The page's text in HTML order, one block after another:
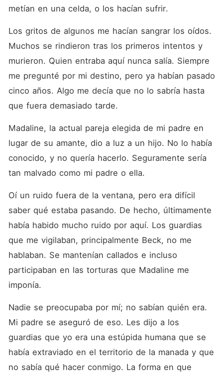
metían en una celda, o los hacían sufrir.
Los gritos de algunos me hacían sangrar los oídos.
Muchos se rindieron tras los primeros intentos y
murieron. Quien entraba aquí nunca salía. Siempre
me pregunté por mi destino, pero ya habían pasado
cinco años. Algo me decía que no lo sabría hasta
que fuera demasiado tarde.
Madaline, la actual pareja elegida de mi padre en
lugar de su amante, dio a luz a un hijo. No lo había
conocido, y no quería hacerlo. Seguramente sería
tan malvado como mi padre o ella.
Oí un ruido fuera de la ventana, pero era difícil
saber qué estaba pasando. De hecho, últimamente
había habido mucho ruido por aquí. Los guardias
que me vigilaban, principalmente Beck, no me
hablaban. Se mantenían callados e incluso
participaban en las torturas que Madaline me
imponía.
Nadie se preocupaba por mí; no sabían quién era.
Mi padre se aseguró de eso. Les dijo a los
guardias que yo era una estúpida humana que se
había extraviado en el territorio de la manada y que
no sabía qué hacer conmigo. La forma en que